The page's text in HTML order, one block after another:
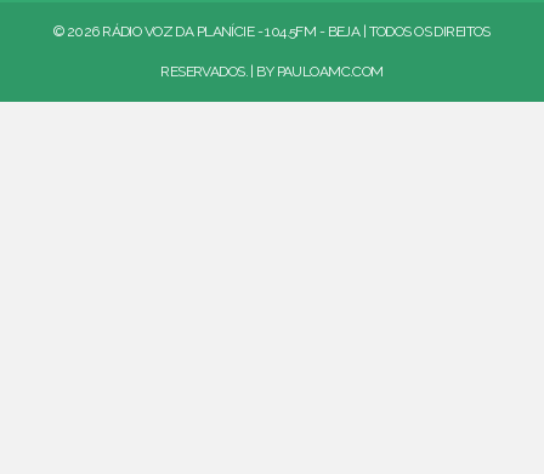
© 2026 RÁDIO VOZ DA PLANÍCIE - 104.5FM - BEJA | TODOS OS DIREITOS
RESERVADOS. | BY PAULOAMC.COM